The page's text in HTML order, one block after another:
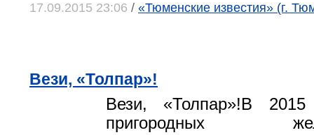
17.09.2015 23:06 / «Тюменские известия» (г.
Вези, «Толпар»!
Вези, «Толпар»!В
пригородных